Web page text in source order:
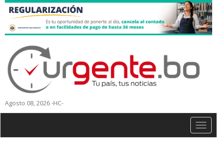
Agosto 08, 2026 -HC-